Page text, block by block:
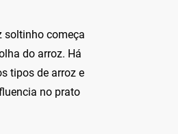
soltinho começa
do arroz. Há
tipos de arroz e
no prato